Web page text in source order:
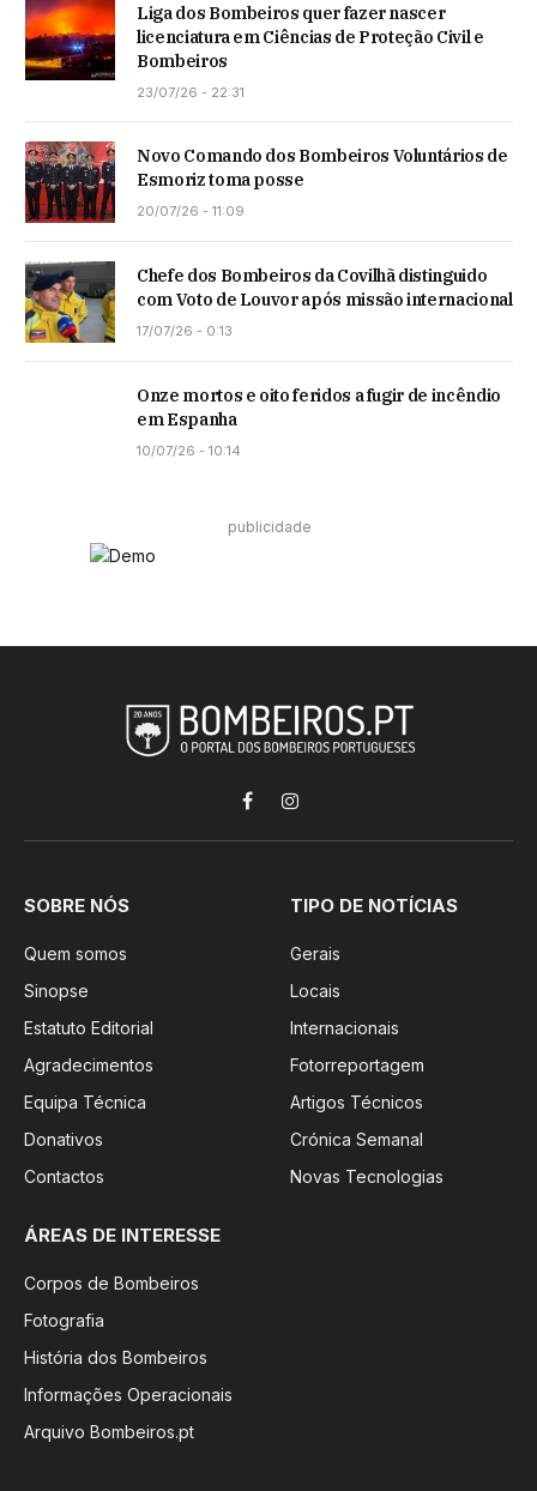
Liga dos Bombeiros quer fazer nascer
licenciatura em Ciências de Proteção Civil e
Bombeiros
23/07/26 - 22:31
Novo Comando dos Bombeiros Voluntários de
Esmoriz toma posse
20/07/26 - 11:09
Chefe dos Bombeiros da Covilhã distinguido
com Voto de Louvor após missão internacional
17/07/26 - 0:13
Onze mortos e oito feridos a fugir de incêndio
em Espanha
10/07/26 - 10:14
publicidade
FacebookInstagram
SOBRE NÓS
Quem somos
Sinopse
Estatuto Editorial
Agradecimentos
Equipa Técnica
Donativos
Contactos
TIPO DE NOTÍCIAS
Gerais
Locais
Internacionais
Fotorreportagem
Artigos Técnicos
Crónica Semanal
Novas Tecnologias
ÁREAS DE INTERESSE
Corpos de Bombeiros
Fotografia
História dos Bombeiros
Informações Operacionais
Arquivo Bombeiros.pt